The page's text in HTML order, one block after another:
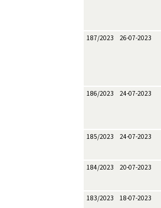
187/2023 26-07-2023
186/2023 24-07-2023
185/2023 24-07-2023
184/2023 20-07-2023
183/2023 18-07-2023